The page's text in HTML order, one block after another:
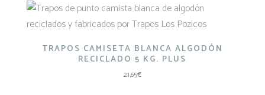
TRAPOS CAMISETA BLANCA ALGODÓN
RECICLADO 5 KG. PLUS
21,65€